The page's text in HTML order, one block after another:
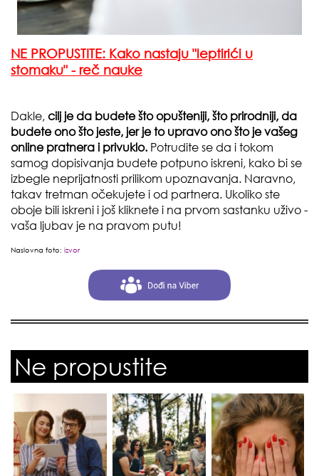
NE PROPUSTITE: Kako nastaju "leptirići u
stomaku" - reč nauke
Dakle, cilj je da budete što opušteniji, što prirodniji, da
budete ono što jeste, jer je to upravo ono što je vašeg
online pratnera i privuklo. Potrudite se da i tokom
samog dopisivanja budete potpuno iskreni, kako bi se
izbegle neprijatnosti prilikom upoznavanja. Naravno,
takav tretman očekujete i od partnera. Ukoliko ste
oboje bili iskreni i još kliknete i na prvom sastanku uživo -
vaša ljubav je na pravom putu!
Naslovna foto: izvor
Ne propustite